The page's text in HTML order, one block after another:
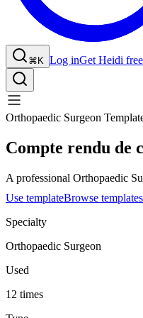
⌘K Log inGet Heidi free
Orthopaedic Surgeon
Compte rendu de
A professional Orthopaedic
Use templateBrowse templates
Specialty
Orthopaedic Surgeon
Used
12 times